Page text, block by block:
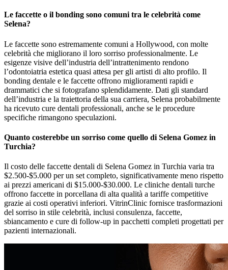
Le faccette o il bonding sono comuni tra le celebrità come
Selena?
Le faccette sono estremamente comuni a Hollywood, con molte
celebrità che migliorano il loro sorriso professionalmente. Le
esigenze visive dell’industria dell’intrattenimento rendono
l’odontoiatria estetica quasi attesa per gli artisti di alto profilo. Il
bonding dentale e le faccette offrono miglioramenti rapidi e
drammatici che si fotografano splendidamente. Dati gli standard
dell’industria e la traiettoria della sua carriera, Selena probabilmente
ha ricevuto cure dentali professionali, anche se le procedure
specifiche rimangono speculazioni.
Quanto costerebbe un sorriso come quello di Selena Gomez in
Turchia?
Il costo delle faccette dentali di Selena Gomez in Turchia varia tra
$2.500-$5.000 per un set completo, significativamente meno rispetto
ai prezzi americani di $15.000-$30.000. Le cliniche dentali turche
offrono faccette in porcellana di alta qualità a tariffe competitive
grazie ai costi operativi inferiori. VitrinClinic fornisce trasformazioni
del sorriso in stile celebrità, inclusi consulenza, faccette,
sbiancamento e cure di follow-up in pacchetti completi progettati per
pazienti internazionali.